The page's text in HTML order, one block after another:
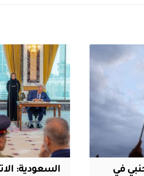
في
السعودية: